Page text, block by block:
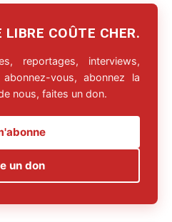
COÛTE CHER.
reportages, interviews,
vous, abonnez la
nous, faites un don.
un don